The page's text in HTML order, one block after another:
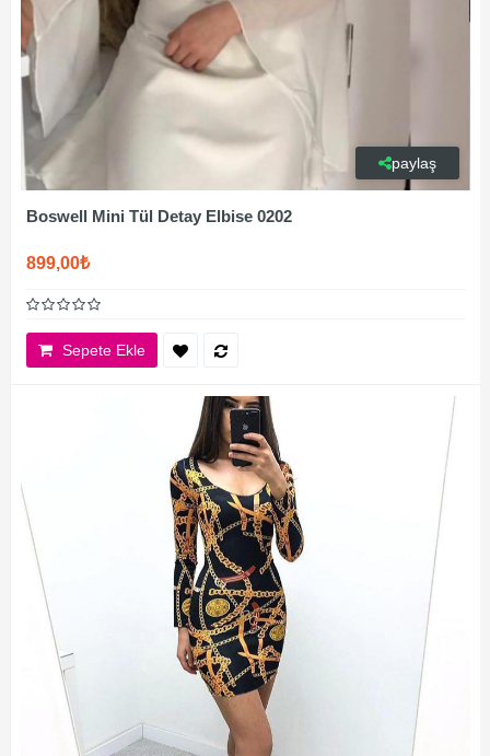
paylaş
Boswell Mini Tül Detay Elbise 0202
899,00₺
Sepete Ekle